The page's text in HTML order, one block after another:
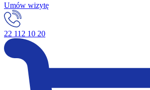
Umów wizytę
22 112 10 20